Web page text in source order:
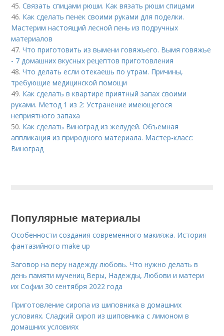
45.Связать спицами рюши. Как вязать рюши спицами
46. Как сделать пенек своими руками для поделки.
Мастерим настоящий лесной пень из подручных
материалов
47.Что приготовить из вымени говяжьего. Вымя говяжье
- 7 домашних вкусных рецептов приготовления
48.Что делать если отекаешь по утрам. Причины,
требующие медицинской помощи
49. Как сделать в квартире приятный запах своими
руками. Метод 1 из 2: Устранение имеющегося
неприятного запаха
50. Как сделать Виноград из желудей. Объемная
аппликация из природного материала. Мастер-класс:
Виноград
Популярные материалы
Особенности создания современного макияжа. История
фантазийного make up
Заговор на веру надежду любовь. Что нужно делать в
день памяти мучениц Веры, Надежды, Любови и матери
их Софии 30 сентября 2022 года
Приготовление сиропа из шиповника в домашних
условиях. Сладкий сироп из шиповника с лимоном в
домашних условиях